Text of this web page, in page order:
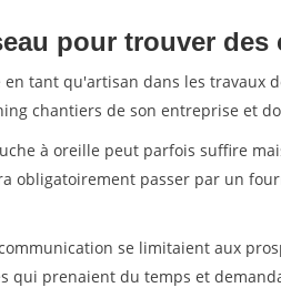
pour trouver des
tant qu'artisan dans les travaux
chantiers de son entreprise et
à oreille peut parfois suffire
obligatoirement passer par un
se limitaient aux
qui prenaient du temps et